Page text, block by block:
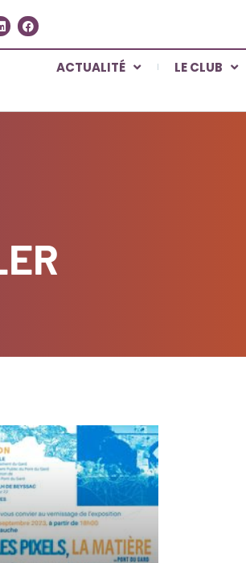
ACTUALITÉ LE CLUB